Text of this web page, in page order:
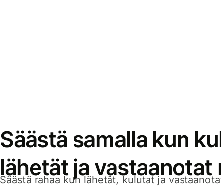
Säästä samalla kun
lähetät ja vastaanotat
Säästä rahaa kun lähetät, kulutat ja